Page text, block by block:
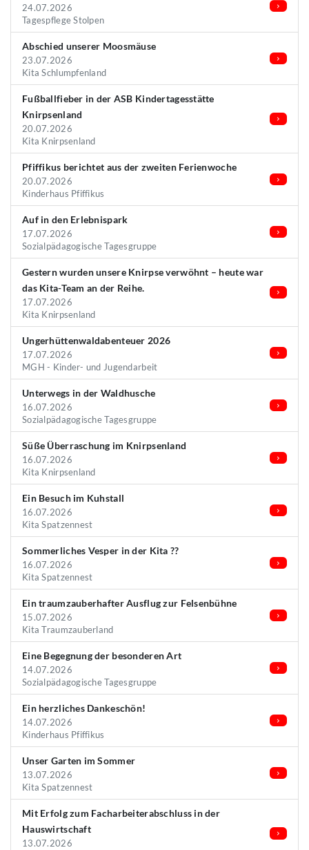
24.07.2026
Tagespflege Stolpen
Abschied unserer Moosmäuse
23.07.2026
Kita Schlumpfenland
Fußballfieber in der ASB Kindertagesstätte
Knirpsenland
20.07.2026
Kita Knirpsenland
Pfiffikus berichtet aus der zweiten Ferienwoche
20.07.2026
Kinderhaus Pfiffikus
Auf in den Erlebnispark
17.07.2026
Sozialpädagogische Tagesgruppe
Gestern wurden unsere Knirpse verwöhnt – heute war
das Kita-Team an der Reihe.
17.07.2026
Kita Knirpsenland
Ungerhüttenwaldabenteuer 2026
17.07.2026
MGH - Kinder- und Jugendarbeit
Unterwegs in der Waldhusche
16.07.2026
Sozialpädagogische Tagesgruppe
Süße Überraschung im Knirpsenland
16.07.2026
Kita Knirpsenland
Ein Besuch im Kuhstall
16.07.2026
Kita Spatzennest
Sommerliches Vesper in der Kita ??
16.07.2026
Kita Spatzennest
Ein traumzauberhafter Ausflug zur Felsenbühne
15.07.2026
Kita Traumzauberland
Eine Begegnung der besonderen Art
14.07.2026
Sozialpädagogische Tagesgruppe
Ein herzliches Dankeschön!
14.07.2026
Kinderhaus Pfiffikus
Unser Garten im Sommer
13.07.2026
Kita Spatzennest
Mit Erfolg zum Facharbeiterabschluss in der
Hauswirtschaft
13.07.2026